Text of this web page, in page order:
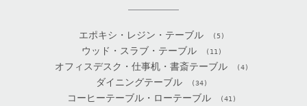
エポキシ・レジン・テーブル (5)
ウッド・スラブ・テーブル (11)
オフィスデスク・仕事机・書斎テーブル (4)
ダイニングテーブル (34)
コーヒーテーブル・ローテーブル (41)